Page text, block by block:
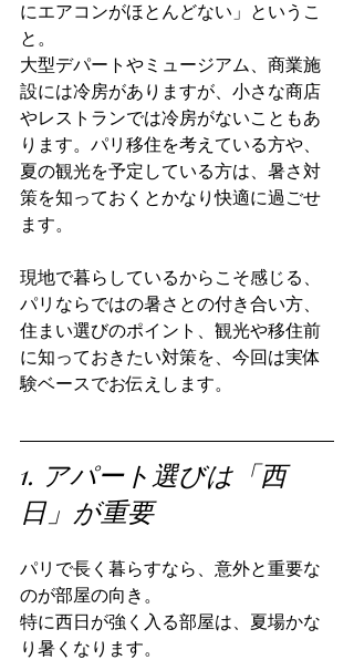
にエアコンがほとんどない」というこ
と。
大型デパートやミュージアム、商業施
設には冷房がありますが、小さな商店
やレストランでは冷房がないこともあ
ります。パリ移住を考えている方や、
夏の観光を予定している方は、暑さ対
策を知っておくとかなり快適に過ごせ
ます。
現地で暮らしているからこそ感じる、
パリならではの暑さとの付き合い方、
住まい選びのポイント、観光や移住前
に知っておきたい対策を、今回は実体
験ベースでお伝えします。
1. アパート選びは「西
日」が重要
パリで長く暮らすなら、意外と重要な
のが部屋の向き。
特に西日が強く入る部屋は、夏場かな
り暑くなります。